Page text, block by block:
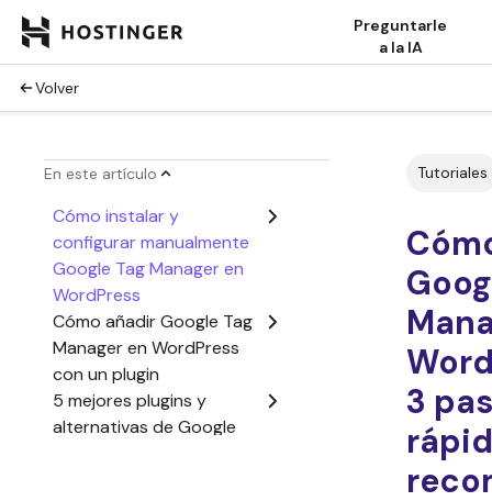
Preguntarle
a la IA
Volver
En este artículo
Cómo instalar y
configurar manualmente
Google Tag Manager en
WordPress
Cómo añadir Google Tag
Manager en WordPress
con un plugin
5 mejores plugins y
alternativas de Google
Tutoriales
3